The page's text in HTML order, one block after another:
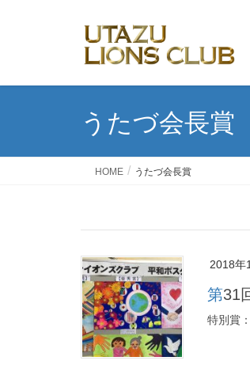
うたづ会長賞
HOME うたづ会長賞
2018年
第
特別賞